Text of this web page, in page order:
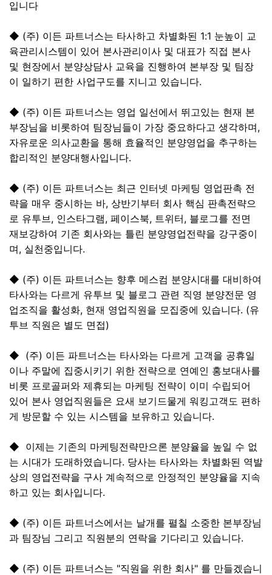
입니다
◆ (주) 이든 파트너스는 타사하고 차별화된 1:1 눈높이 교
육관리시스템이 있어 본사관리이사 및 대표가 직접 본사
및 현장에서 분양상담사 교육을 진행하여 본부장 및 팀장
이 일하기 편한 사업구도를 지니고 있습니다.
◆ (주) 이든 파트너스는 영업 일선에서 뛰고있는 현재 본
부장님을 비롯하여 팀장님들이 가장 중요하다고 생각하며,
자유로운 의사교환을 통해 효율적인 분양영업을 추구하는
합리적인 분양대행사입니다.
◆ (주) 이든 파트너스는 최근 인터넷 마케팅 영업판촉 전
략을 매우 중시하는 바, 상반기부터 회사 핵심 판촉전략으
로 유투브, 인스타그램, 페이스북, 트위터, 블로그를 전면
재보강하여 기존 회사와는 틀린 분양영업전략을 강구중이
며, 실천중입니다.
◆ (주) 이든 파트너스는 향후 메스컴 분양시대를 대비하여
타사와는 다르게 유투브 및 블로그 관련 직영 분양전문 영
업조직을 활성화, 현재 영업직원을 모집중에 있습니다. (유
투브 직원은 별도 면접)
◆ (주) 이든 파트너스는 타사와는 다르게 고객을 공휴일
이나 주말에 집중시키기 위한 전략으로 연예인 홍보대사를
비롯 프로골퍼와 제휴되는 마케팅 전략이 이미 수립되어
있어 본사 영업직원들은 요새 보기드물게 워킹고객도 편하
게 방문할 수 있는 시스템을 보유하고 있습니다.
◆ 이제는 기존의 마케팅전략만으론 분양율을 높일 수 없
는 시대가 도래하였습니다. 당사는 타사와는 차별화된 역발
상의 영업전략을 구사 계속적으로 안정적인 분양율을 지속
하고 있는 회사입니다.
◆ (주) 이든 파트너스에서는 날개를 펼칠 소중한 본부장님
과 팀장님 그리고 직원분의 연락을 기다리고 있습니다.
◆ (주) 이든 파트너스는 "직원을 위한 회사" 를 만들겠습니